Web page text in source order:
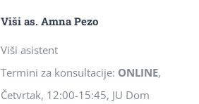
Viši as. Amna Pezo
Viši asistent
Termini za konsultacije: ONLINE,
Četvrtak, 12:00-15:45, JU Dom